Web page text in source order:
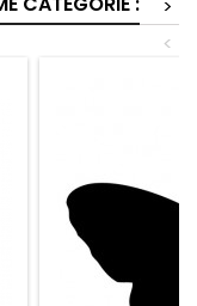
>
<